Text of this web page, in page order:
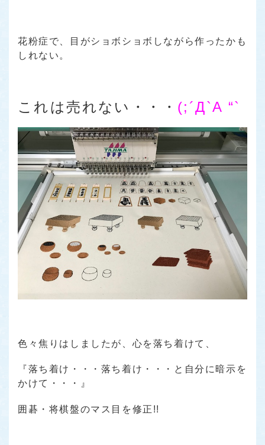
花粉症で、目がショボショボしながら作ったかも
しれない。
これは売れない・・・ (;´Д`A “`
色々焦りはしましたが、心を落ち着けて、
『落ち着け・・・落ち着け・・・と自分に暗示を
かけて・・・』
囲碁・将棋盤のマス目を修正!!